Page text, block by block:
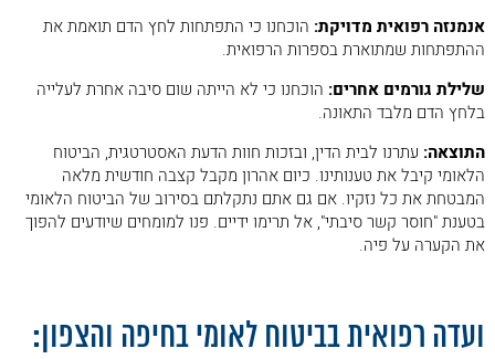
אנמנזה רפואית מדויקת: הוכחנו כי התפתחות לחץ הדם תואמת את
ההתפתחות שמתוארת בספרות הרפואית.
שלילת גורמים אחרים: הוכחנו כי לא הייתה שום סיבה אחרת לעלייה
בלחץ הדם מלבד התאונה.
התוצאה: עתרנו לבית הדין, ובזכות חוות הדעת האסטרטגית, הביטוח
הלאומי קיבל את טענותינו. כיום אהרון מקבל קצבה חודשית מלאה
המבטחת את כל נזקיו. אם גם אתם נתקלתם בסירוב של הביטוח הלאומי
בטענת "חוסר קשר סיבתי", אל תרימו ידיים. פנו למומחים שיודעים להפוך
את הקערה על פיה.
ועדה רפואית בביטוח לאומי בחיפה והצפון: